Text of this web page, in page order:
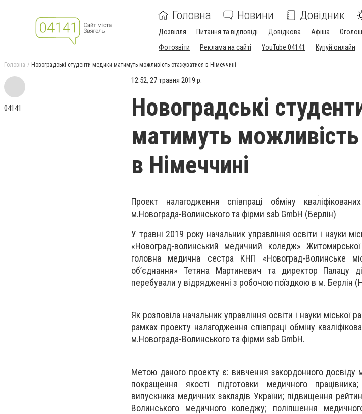
Головна Новини Довідник
Дозвілля Питання та відповіді Довідкова Афіша
Фотозвіти
Реклама на сайті YouTube 04141 Купуй онлайн
Головна Новоградські студенти-медики матимуть можливість стажуватися в Німеччині
04141
12:52, 27 травня 2019 р.
Новоградські
матимуть
в Німеччині
Проект налагодження співпраці обміну
м.Новограда-Волинського та фірми sab GmbH (Берлін)
У травні 2019 року начальник управління освіти і науки
«Новоград-волинський медичний коледж»
головна медична сестра КНП «Новоград-Волинське
об’єднання» Тетяна Мартиневич та директор Палацу
перебували у відрядженні з робочою поїздкою в м. Берлін
Як розповіла начальник управління освіти і науки міської
рамках проекту налагодження співпраці обміну
м.Новограда-Волинського та фірми sab GmbH.
Метою даного проекту є: вивчення закордонного досвіду
покращення якості підготовки медичного
випускника медичних закладів України; підвищення
Волинського медичного коледжу; поліпшення